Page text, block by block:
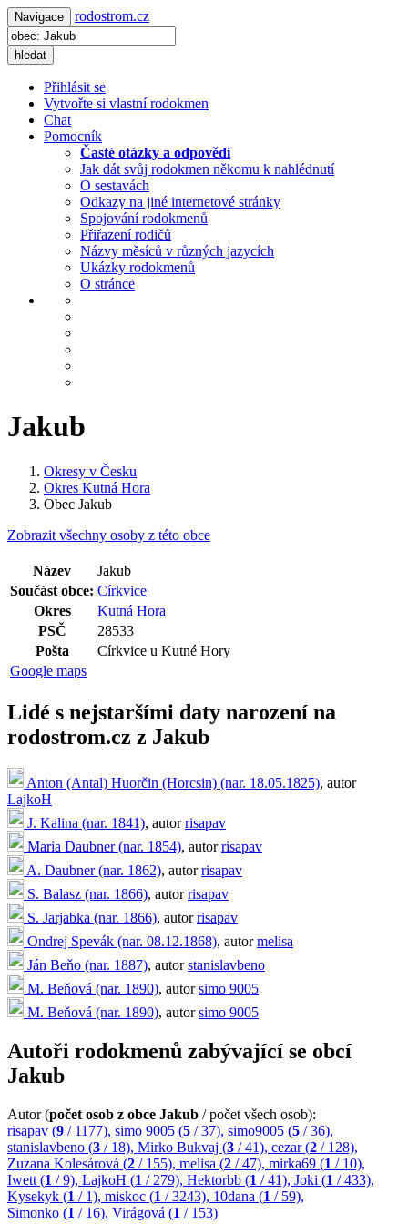
Navigace rodostrom.cz
hledat
Přihlásit se
Vytvořte si vlastní rodokmen
Chat
Pomocník
Časté otázky a odpovědi
Jak dát svůj rodokmen někomu k nahlédnutí
O sestavách
Odkazy na jiné internetové stránky
Spojování rodokmenů
Přiřazení rodičů
Názvy měsíců v různých jazycích
Ukázky rodokmenů
O stránce
Jakub
Okresy v Česku
Okres Kutná Hora
Obec Jakub
Zobrazit všechny osoby z této obce
Název
Jakub
Součást obce: Církvice
Okres
Kutná Hora
PSČ
28533
Pošta
Církvice u Kutné Hory
Google maps
Lidé s nejstaršími daty narození na
rodostrom.cz z Jakub
Anton (Antal) Huorčin (Horcsin) (nar. 18.05.1825), autor
LajkoH
J. Kalina (nar. 1841), autorrisapav
Maria Daubner (nar. 1854), autorrisapav
A. Daubner (nar. 1862), autorrisapav
S. Balasz (nar. 1866), autorrisapav
S. Jarjabka (nar. 1866), autorrisapav
Ondrej Spevák (nar. 08.12.1868), autormelisa
Ján Beňo (nar. 1887), autorstanislavbeno
M. Beňová (nar. 1890), autorsimo 9005
M. Beňová (nar. 1890), autorsimo 9005
Autoři rodokmenů zabývající se obcí
Jakub
Autor (počet osob z obce Jakub / počet všech osob):
risapav (9 / 1177), simo 9005 (5 / 37), simo9005 (5 / 36),
stanislavbeno (3 / 18), Mirko Bukvaj (3 / 41), cezar (2 / 128),
Zuzana Kolesárová (2 / 155), melisa (2 / 47), mirka69 (1 / 10),
Iwett (1 / 9), LajkoH (1 / 279), Hektorbb (1 / 41), Joki (1 / 433),
Kysekyk (1 / 1), miskoc (1 / 3243), 10dana (1 / 59),
Simonko (1 / 16), Virágová (1 / 153)